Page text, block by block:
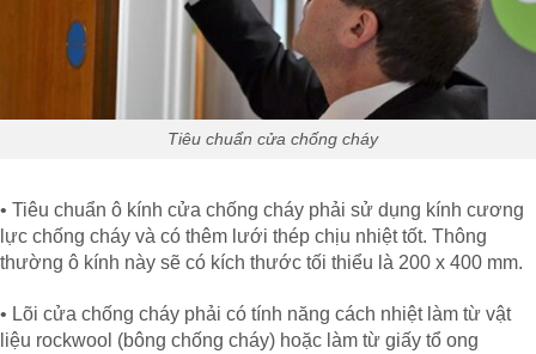
Tiêu chuẩn cửa chống cháy
• Tiêu chuẩn ô kính cửa chống cháy phải sử dụng kính cương
lực chống cháy và có thêm lưới thép chịu nhiệt tốt. Thông
thường ô kính này sẽ có kích thước tối thiểu là 200 x 400 mm.
• Lõi cửa chống cháy phải có tính năng cách nhiệt làm từ vật
liệu rockwool (bông chống cháy) hoặc làm từ giấy tổ ong